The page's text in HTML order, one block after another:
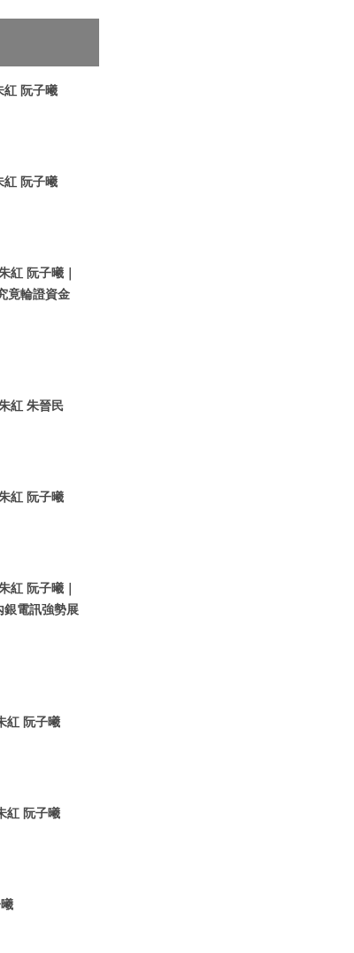
紅 阮子曦
紅 阮子曦
紅 阮子曦｜
竟輪證資金
紅 朱晉民
紅 阮子曦
紅 阮子曦｜
銀電訊強勢展
紅 阮子曦
紅 阮子曦